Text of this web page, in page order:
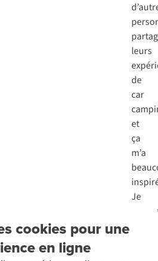
leurs
de
car
et
ça
m’a
Je
cookies pour une
en ligne